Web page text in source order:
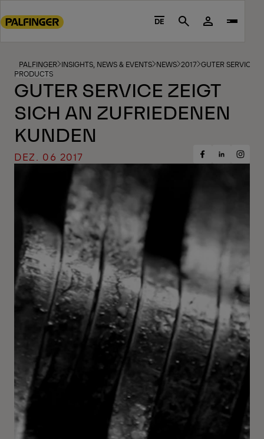
to
footer
content
DE Search
PALFINGER INSIGHTS, NEWS & EVENTS NEWS 2017 GUTER SERVICE
PRODUCTS
GUTER SERVICE ZEIGT
SICH AN ZUFRIEDENEN
KUNDEN
DEZ. 06 2017
ShareShareShare